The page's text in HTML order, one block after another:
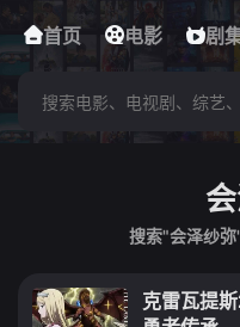
首页 电影 剧
下载
搜索"会泽纱弥
克雷瓦提